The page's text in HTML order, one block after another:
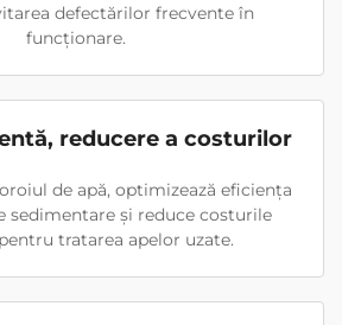
defectărilor frecvente în
funcționare.
reducere a costurilor
de apă, optimizează eficiența
sedimentare și reduce costurile
tratarea apelor uzate.